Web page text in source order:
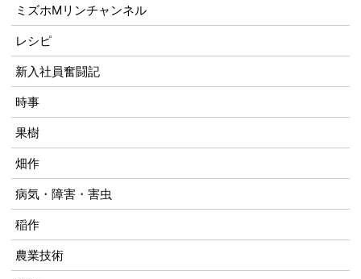
ミズホMリンチャンネル
レシピ
新入社員奮闘記
時事
果樹
畑作
病気・障害・害虫
稲作
農業技術